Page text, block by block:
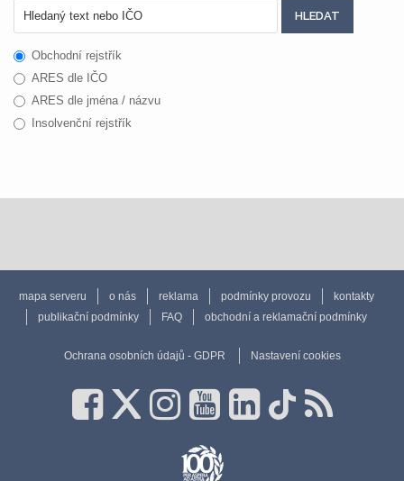
Obchodní rejstřík
ARES dle IČO
ARES dle jména / názvu
Insolvenční rejstřík
mapa serveru o nás reklama podmínky provozu
kontakty
publikační podmínky
FAQ obchodní a reklamační podmínky
Ochrana osobních údajů - GDPR Nastavení cookies